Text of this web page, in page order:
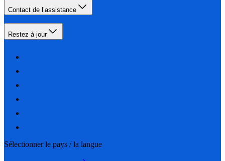
Contact de l’assistance
Restez à jour
Sélectionner le pays / la langue